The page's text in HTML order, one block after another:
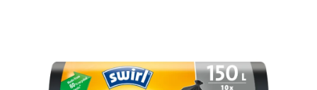
hvězdiček.